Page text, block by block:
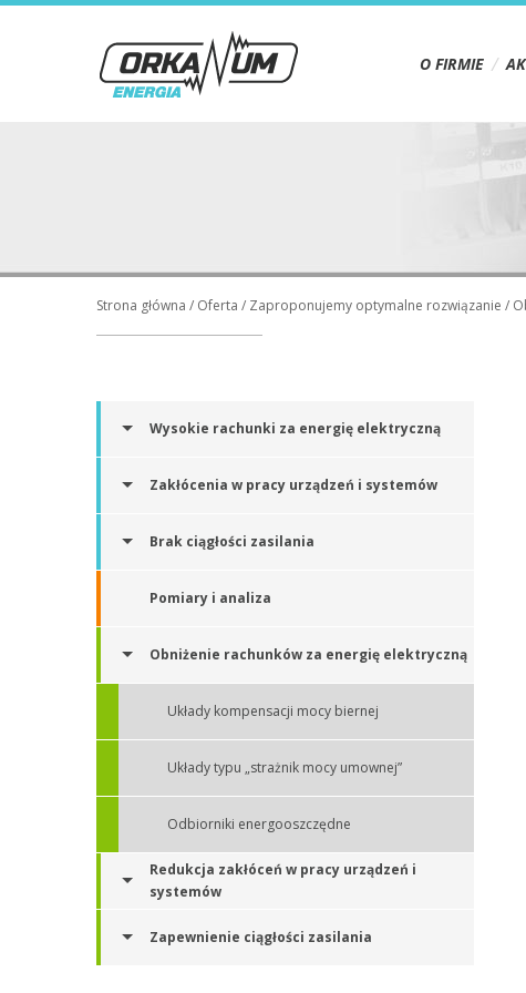
O FIRMIE
Strona główna / Oferta / Zaproponujemy optymalne rozwiązanie /
Wysokie rachunki za energię elektryczną
Zakłócenia w pracy urządzeń i systemów
Brak ciągłości zasilania
Pomiary i analiza
Obniżenie rachunków za energię elektryczną
Układy kompensacji mocy biernej
Układy typu „strażnik mocy umownej”
Odbiorniki energooszczędne
Redukcja zakłóceń w pracy urządzeń i
systemów
Zapewnienie ciągłości zasilania